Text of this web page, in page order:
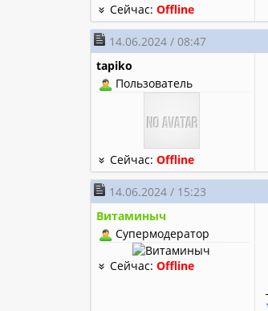
Сейчас:Offline
14.06.2024 / 08:47
tapiko
Пользователь
Сейчас:Offline
14.06.2024 / 15:23
Витаминыч
Супермодератор
Сейчас:Offline